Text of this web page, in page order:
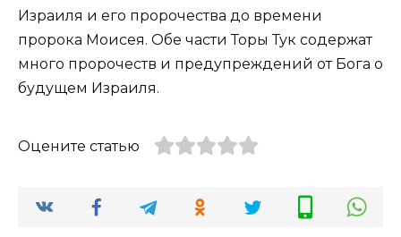
Израиля и его пророчества до времени
пророка Моисея. Обе части Торы Тук содержат
много пророчеств и предупреждений от Бога о
будущем Израиля.
Оцените статью